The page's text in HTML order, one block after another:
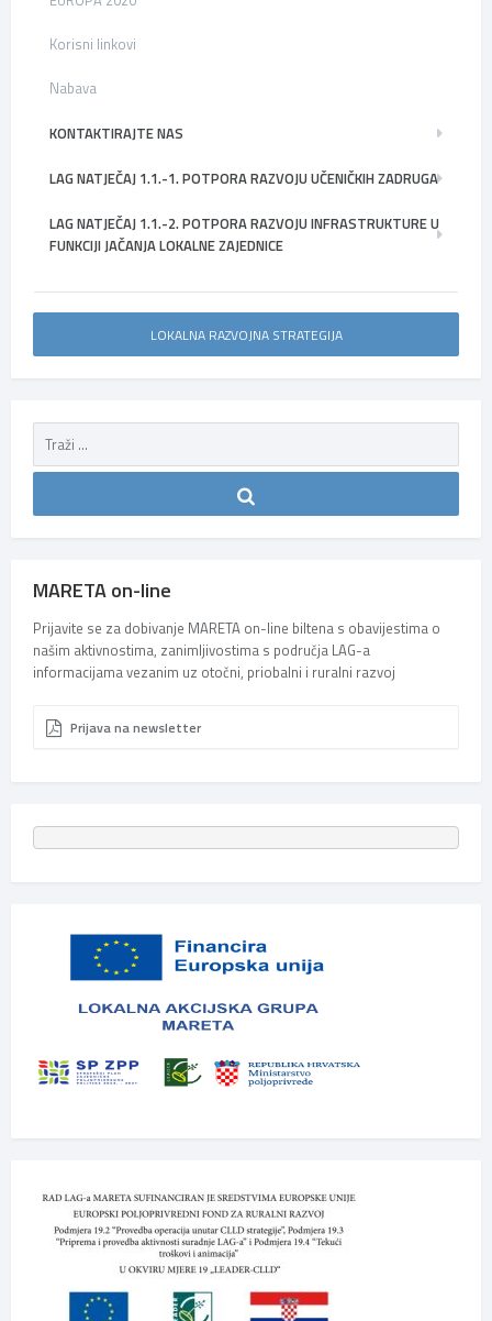
Korisni linkovi
Nabava
KONTAKTIRAJTE NAS
LAG NATJEČAJ 1.1.-1. POTPORA RAZVOJU UČENIČKIH ZADRUGA
LAG NATJEČAJ 1.1.-2. POTPORA RAZVOJU INFRASTRUKTURE U
FUNKCIJI JAČANJA LOKALNE ZAJEDNICE
LOKALNA RAZVOJNA STRATEGIJA
MARETA on-line
Prijavite se za dobivanje MARETA on-line biltena s obavijestima o
našim aktivnostima, zanimljivostima s područja LAG-a
informacijama vezanim uz otočni, priobalni i ruralni razvoj
Prijava na newsletter